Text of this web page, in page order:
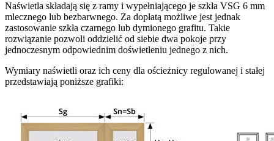
Naświetla składają się z ramy i wypełniającego je szkła VSG 6 mm
mlecznego lub bezbarwnego. Za dopłatą możliwe jest jednak
zastosowanie szkła czarnego lub dymionego grafitu. Takie
rozwiązanie pozwoli oddzielić od siebie dwa pokoje przy
jednoczesnym odpowiednim doświetleniu jednego z nich.
Wymiary naświetli oraz ich ceny dla ościeżnicy regulowanej i stałej
przedstawiają poniższe grafiki: